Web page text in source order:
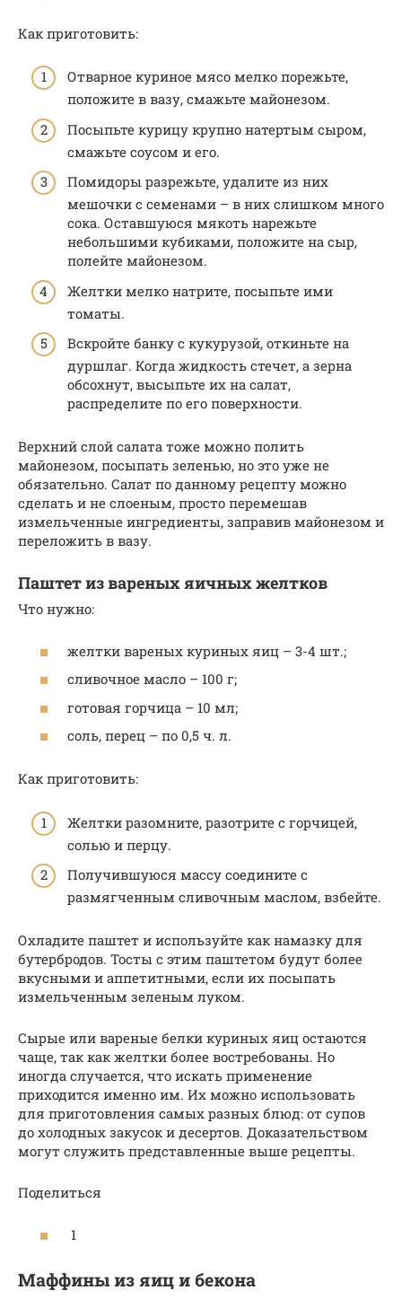
Как приготовить:
Отварное куриное мясо мелко порежьте,
положите в вазу, смажьте майонезом.
Посыпьте курицу крупно натертым сыром,
смажьте соусом и его.
Помидоры разрежьте, удалите из них
мешочки с семенами – в них слишком много
сока. Оставшуюся мякоть нарежьте
небольшими кубиками, положите на сыр,
полейте майонезом.
Желтки мелко натрите, посыпьте ими
томаты.
Вскройте банку с кукурузой, откиньте на
дуршлаг. Когда жидкость стечет, а зерна
обсохнут, высыпьте их на салат,
распределите по его поверхности.
Верхний слой салата тоже можно полить
майонезом, посыпать зеленью, но это уже не
обязательно. Салат по данному рецепту можно
сделать и не слоеным, просто перемешав
измельченные ингредиенты, заправив майонезом и
переложить в вазу.
Паштет из вареных яичных желтков
Что нужно:
желтки вареных куриных яиц – 3-4 шт.;
сливочное масло – 100 г;
готовая горчица – 10 мл;
соль, перец – по 0,5 ч. л.
Как приготовить:
Желтки разомните, разотрите с горчицей,
солью и перцу.
Получившуюся массу соедините с
размягченным сливочным маслом, взбейте.
Охладите паштет и используйте как намазку для
бутербродов. Тосты с этим паштетом будут более
вкусными и аппетитными, если их посыпать
измельченным зеленым луком.
Сырые или вареные белки куриных яиц остаются
чаще, так как желтки более востребованы. Но
иногда случается, что искать применение
приходится именно им. Их можно использовать
для приготовления самых разных блюд: от супов
до холодных закусок и десертов. Доказательством
могут служить представленные выше рецепты.
Поделиться
1
Маффины из яиц и бекона